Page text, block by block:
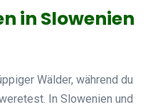
in Slowenien
Wälder, während du
In Slowenien und